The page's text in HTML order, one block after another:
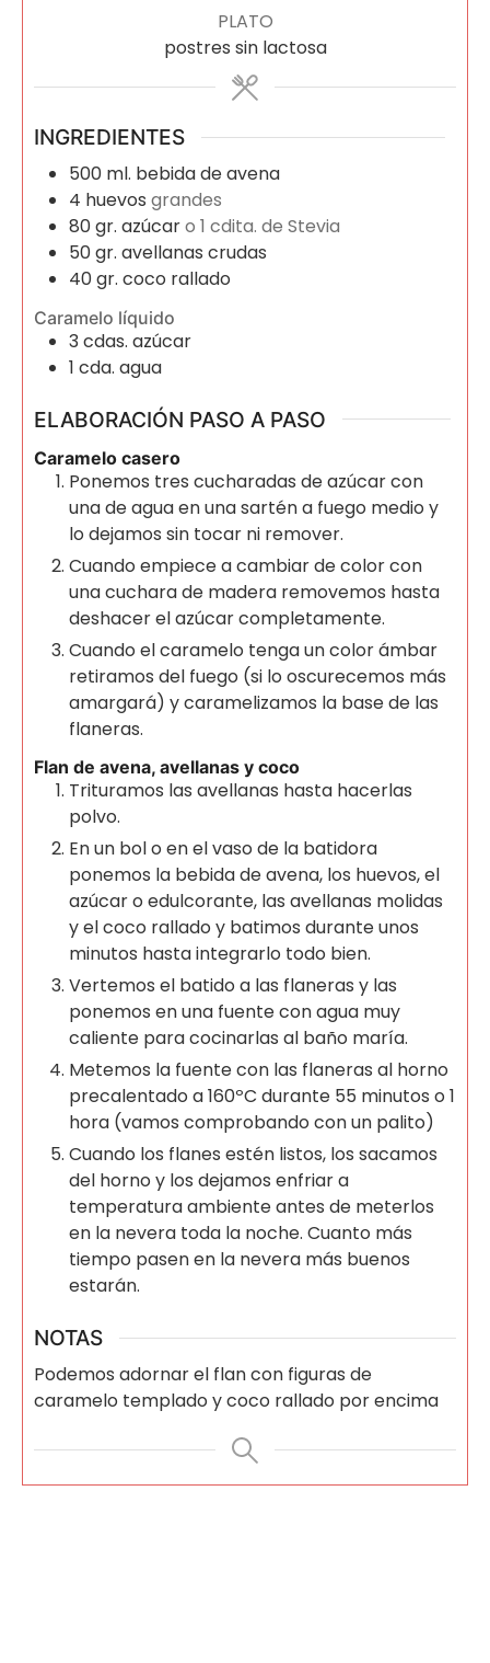
PLATO
postres sin lactosa
INGREDIENTES
500 ml. bebida de avena
4 huevos grandes
80gr. azúcaro 1 cdita. de Stevia
50gr. avellanas crudas
40gr. coco rallado
Caramelo líquido
3cdas. azúcar
1 cda. agua
ELABORACIÓN PASO A PASO
Caramelo casero
Ponemos tres cucharadas de azúcar con
una de agua en una sartén a fuego medio y
lo dejamos sin tocar ni remover.
Cuando empiece a cambiar de color con
una cuchara de madera removemos hasta
deshacer el azúcar completamente.
Cuando el caramelo tenga un color ámbar
retiramos del fuego (si lo oscurecemos más
amargará) y caramelizamos la base de las
flaneras.
Flan de avena, avellanas y coco
Trituramos las avellanas hasta hacerlas
polvo.
En un bol o en el vaso de la batidora
ponemos la bebida de avena, los huevos, el
azúcar o edulcorante, las avellanas molidas
y el coco rallado y batimos durante unos
minutos hasta integrarlo todo bien.
Vertemos el batido a las flaneras y las
ponemos en una fuente con agua muy
caliente para cocinarlas al baño maría.
Metemos la fuente con las flaneras al horno
precalentado a 160ºC durante 55 minutos o 1
hora (vamos comprobando con un palito)
Cuando los flanes estén listos, los sacamos
del horno y los dejamos enfriar a
temperatura ambiente antes de meterlos
en la nevera toda la noche. Cuanto más
tiempo pasen en la nevera más buenos
estarán.
NOTAS
Podemos adornar el flan con figuras de
caramelo templado y coco rallado por encima